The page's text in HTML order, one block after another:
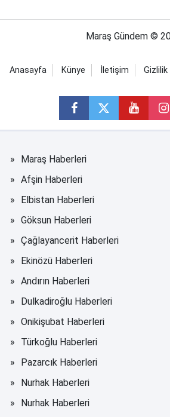
Maraş Gündem ©
Anasayfa Künye İletişim Gizlilik
Maraş Haberleri
Afşin Haberleri
Elbistan Haberleri
Göksun Haberleri
Çağlayancerit Haberleri
Ekinözü Haberleri
Andırın Haberleri
Dulkadiroğlu Haberleri
Onikişubat Haberleri
Türkoğlu Haberleri
Pazarcık Haberleri
Nurhak Haberleri
Nurhak Haberleri